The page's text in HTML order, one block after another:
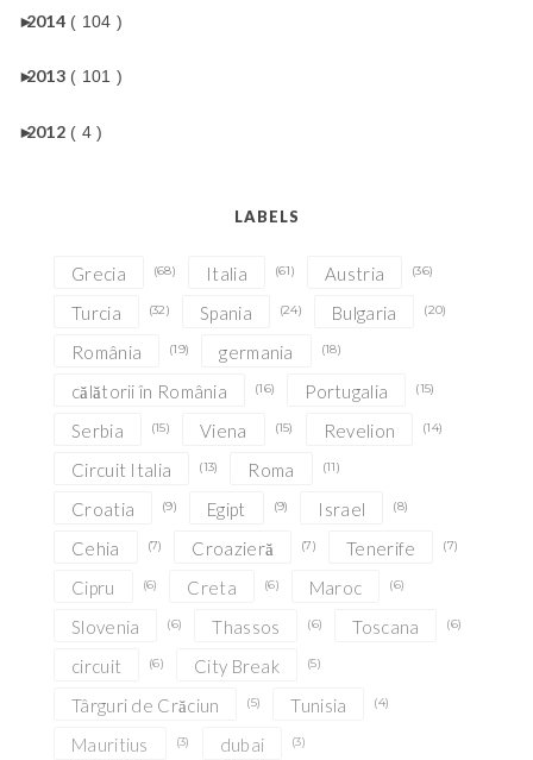
►
2014 ( 104 )
►
2013 ( 101 )
►
2012 ( 4 )
LABELS
Grecia (68) Italia (61) Austria (36)
Turcia (32) Spania (24) Bulgaria (20)
România (19) germania (18)
călătorii în România (16) Portugalia (15)
Serbia (15) Viena (15) Revelion (14)
Circuit Italia (13) Roma (11)
Croatia (9) Egipt (9) Israel (8)
Cehia (7) Croazieră (7) Tenerife (7)
Cipru (6) Creta (6) Maroc (6)
Slovenia (6) Thassos (6) Toscana (6)
circuit (6) City Break (5)
Târguri de Crăciun (5) Tunisia (4)
Mauritius (3) dubai (3)